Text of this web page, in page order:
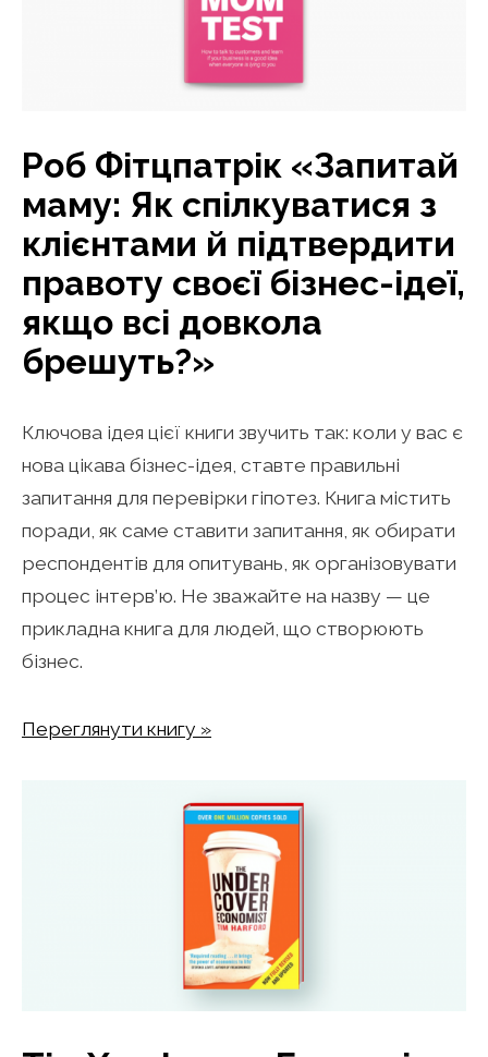
Роб Фітцпатрік «Запитай
маму: Як спілкуватися з
клієнтами й підтвердити
правоту своєї бізнес-ідеї,
якщо всі довкола
брешуть?»
Ключова ідея цієї книги звучить так: коли у вас є
нова цікава бізнес-ідея, ставте правильні
запитання для перевірки гіпотез. Книга містить
поради, як саме ставити запитання, як обирати
респондентів для опитувань, як організовувати
процес інтерв’ю. Не зважайте на назву — це
прикладна книга для людей, що створюють
бізнес.
Переглянути книгу »